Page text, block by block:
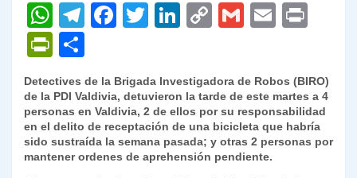
W
h
at
s
A
p
p
T
gr
a
m
F
e
b
o
o
T
er
Li
e
dI
n
C
y
Li
n
k
G
l
E
l
P
ri
nt
Fr
ie
o
m
p
ar
tir
Detectives de la Brigada Investigadora de Robos (BIRO)
de la PDI Valdivia, detuvieron la tarde de este martes a 4
personas en Valdivia, 2 de ellos por su responsabilidad
en el delito de receptación de una bicicleta que habría
sido sustraída la semana pasada; y otras 2 personas por
mantener ordenes de aprehensión pendiente.